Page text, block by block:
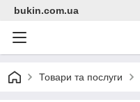
bukin.com.ua
Товари та послуги